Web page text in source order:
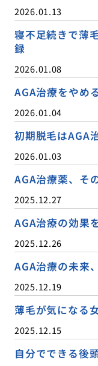
2026.01.13
寝不足続きで薄
録
2026.01.08
AGA治療をやめ
2026.01.04
初期脱毛はAGA
2026.01.03
AGA治療薬、そ
2025.12.27
AGA治療の効果
2025.12.26
AGA治療の未来
2025.12.19
薄毛が気になる
2025.12.15
自分でできる後